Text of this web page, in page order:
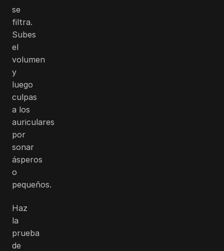
se
filtra.
Subes
el
volumen
y
luego
culpas
a los
auriculares
por
sonar
ásperos
o
pequeños.
Haz
la
prueba
de